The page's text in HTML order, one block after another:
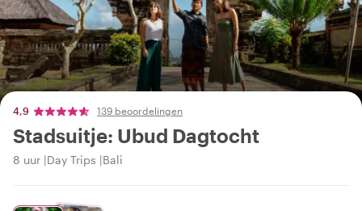
4,9 139 beoordelingen
Stadsuitje: Ubud Dagtocht
8 uur Day Trips Bali